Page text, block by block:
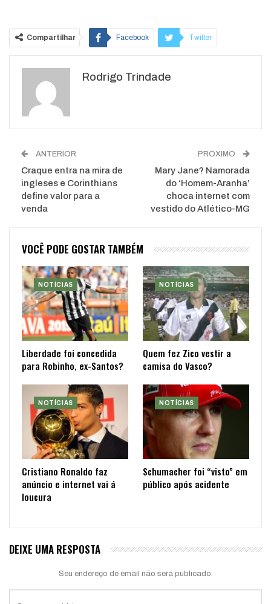
Compartilhar Facebook Twitter
WhatsApp
Rodrigo Trindade
ANTERIOR
Craque entra na mira de
ingleses e Corinthians
define valor para a
venda
PRÓXIMO
Mary Jane? Namorada
do ‘Homem-Aranha’
choca internet com
vestido do Atlético-MG
VOCÊ PODE GOSTAR TAMBÉM
NOTÍCIAS
Liberdade foi concedida
para Robinho, ex-Santos?
NOTÍCIAS
Quem fez Zico vestir a
camisa do Vasco?
NOTÍCIAS
Cristiano Ronaldo faz
anúncio e internet vai á
loucura
NOTÍCIAS
Schumacher foi “visto” em
público após acidente
DEIXE UMA RESPOSTA
Seu endereço de email não será publicado.